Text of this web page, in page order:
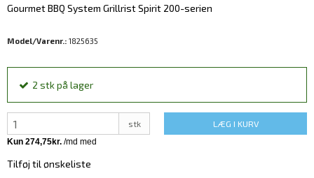
Gourmet BBQ System Grillrist Spirit 200-serien
Model/Varenr.: 1825635
2 stkpå lager
stk LÆG I KURV
Tilføj til ønskeliste